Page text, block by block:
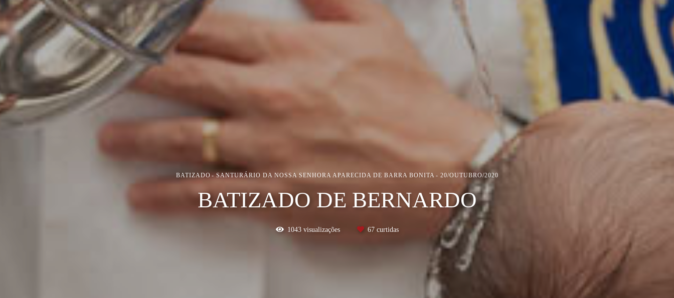
BATIZADO SANTURÁRIO DA NOSSA SENHORA APARECIDA DE BARRA BONITA 20/OUTUBRO/2020
BATIZADO DE BERNARDO
1043visualizações 67curtidas